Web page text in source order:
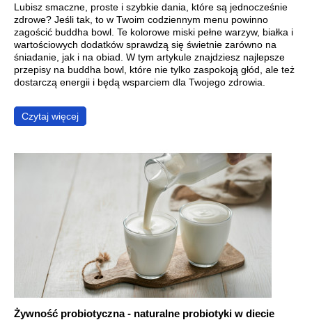
Lubisz smaczne, proste i szybkie dania, które są jednocześnie
zdrowe? Jeśli tak, to w Twoim codziennym menu powinno
zagościć buddha bowl. Te kolorowe miski pełne warzyw, białka i
wartościowych dodatków sprawdzą się świetnie zarówno na
śniadanie, jak i na obiad. W tym artykule znajdziesz najlepsze
przepisy na buddha bowl, które nie tylko zaspokoją głód, ale też
dostarczą energii i będą wsparciem dla Twojego zdrowia.
Czytaj więcej
Żywność probiotyczna - naturalne probiotyki w diecie